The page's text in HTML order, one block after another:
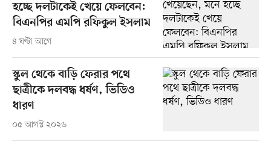
হচ্ছে দলটাকেই খেয়ে ফেলবেন:
বিএনপির এমপি রফিকুল ইসলাম
৪ ঘণ্টা আগে
স্কুল থেকে বাড়ি ফেরার পথে
ছাত্রীকে দলবদ্ধ ধর্ষণ, ভিডিও
ধারণ
০৫ আগস্ট ২০২৬